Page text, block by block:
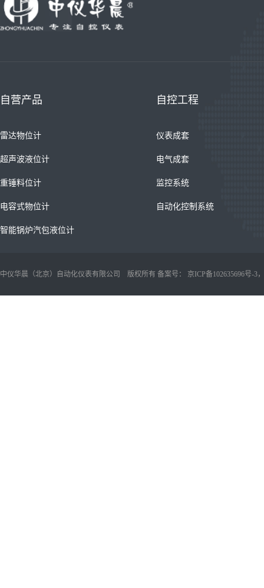
自营产品
雷达物位计
超声波液位计
重锤料位计
电容式物位计
智能锅炉汽包液位计
自控工程
仪表成套
电气成套
监控系统
自动化控制系统
中仪华晨（北京）自动化仪表有限公司 版权所有 备案号： 京ICP备102635696号-3，